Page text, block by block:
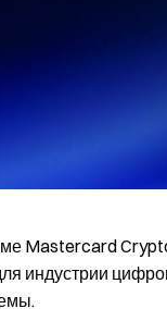
Mastercard
индустрии